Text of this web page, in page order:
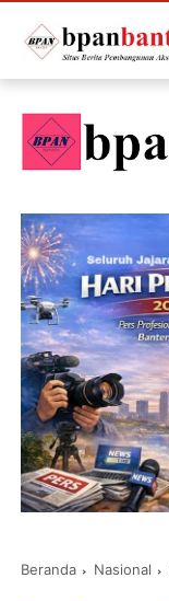
Beranda Nasional